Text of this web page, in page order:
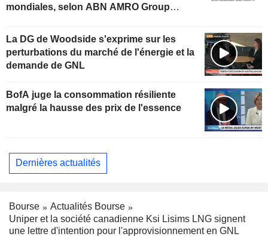
mondiales, selon ABN AMRO Group
La DG de Woodside s'exprime sur les
perturbations du marché de l'énergie et la
demande de GNL
BofA juge la consommation résiliente
malgré la hausse des prix de l'essence
Dernières actualités
Bourse
Actualités Bourse
Uniper et la société canadienne Ksi Lisims LNG signent
une lettre d'intention pour l'approvisionnement en GNL